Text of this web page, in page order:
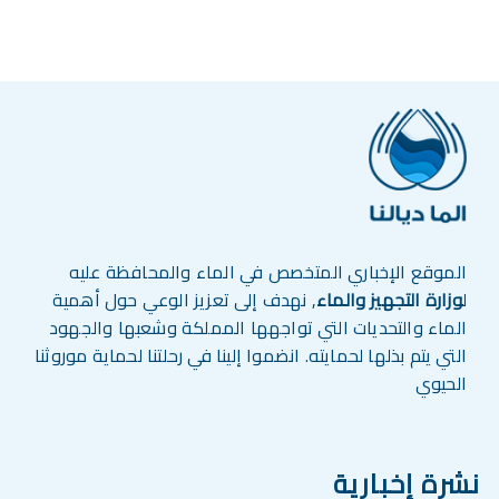
الموقع الإخباري المتخصص في الماء والمحافظة عليه
لوزارة التجهيز والماء, نهدف إلى تعزيز الوعي حول أهمية
الماء والتحديات التي تواجهها المملكة وشعبها والجهود
التي يتم بذلها لحمايته. انضموا إلينا في رحلتنا لحماية موروثنا
الحيوي
نشرة إخبارية